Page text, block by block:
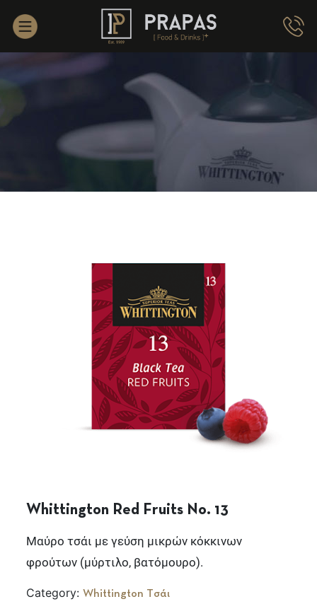
Whittington Red Fruits No. 13
Μαύρο τσάι με γεύση μικρών κόκκινων
φρούτων (μύρτιλο, βατόμουρο).
Category:Whittington Τσάι